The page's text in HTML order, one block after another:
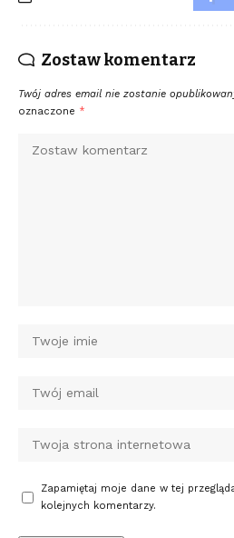
Zostaw komentarz
Twój adres email nie zostanie
oznaczone *
Zapamiętaj moje dane w tej
kolejnych komentarzy.